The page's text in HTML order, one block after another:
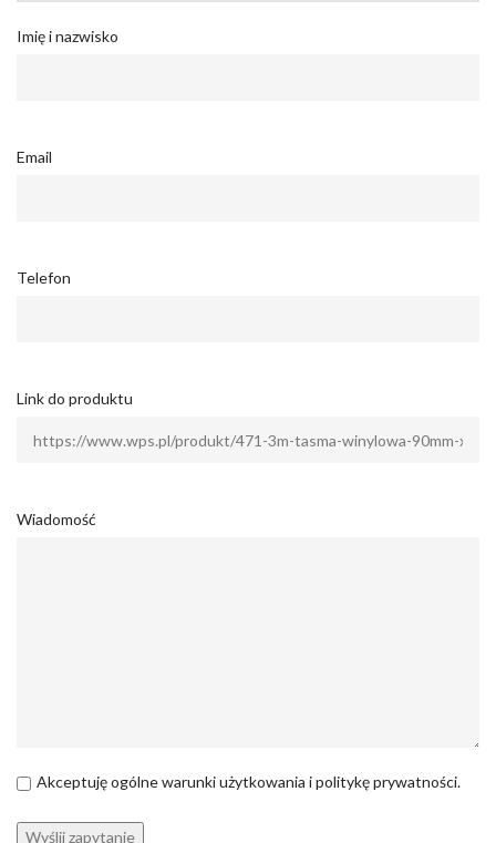
Imię i nazwisko
Email
Telefon
Link do produktu
Wiadomość
Akceptuję ogólne warunki użytkowania i politykę prywatności.